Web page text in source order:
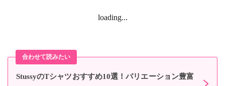
loading...
StussyのTシャツおすすめ10選！バリエーション豊富